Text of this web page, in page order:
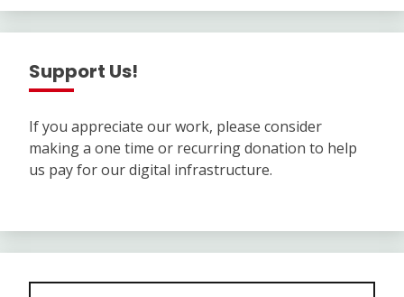
Support Us!
If you appreciate our work, please consider
making a one time or recurring donation to help
us pay for our digital infrastructure.